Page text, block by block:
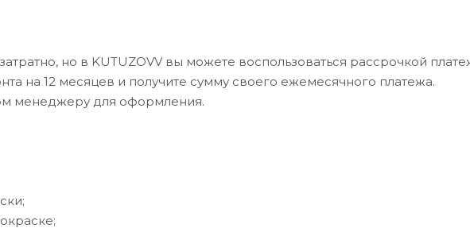
но в KUTUZOVV вы можете воспользоваться рассрочкой
на 12 месяцев и получите сумму своего ежемесячного платежа.
менеджеру для оформления.